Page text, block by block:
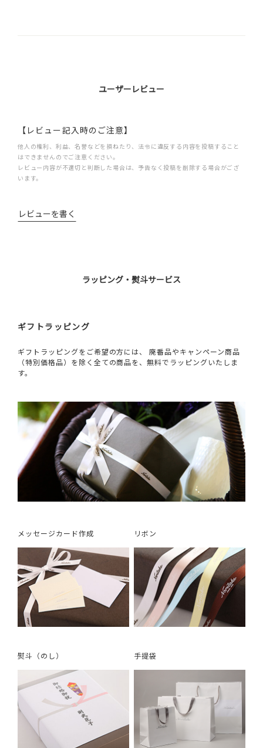
ユーザーレビュー
【レビュー記入時のご注意】
他人の権利、利益、名誉などを損ねたり、法令に違反する内容を投稿すること
はできませんのでご注意ください。
レビュー内容が不適切と判断した場合は、予告なく投稿を削除する場合がござ
います。
レビューを書く
ラッピング・熨斗サービス
ギフトラッピング
ギフトラッピングをご希望の方には、 廃番品やキャンペーン商品
（特別価格品）を除く全ての商品を、無料でラッピングいたしま
す。
メッセージカード作成 リボン
熨斗（のし） 手提袋